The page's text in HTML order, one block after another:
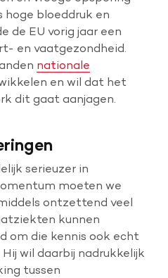
hoge bloeddruk en
de EU vorig jaar een
en vaatgezondheid.
nationale
en wil dat het
dit gaat aanjagen.
serieuzer in
moeten we
ontzettend veel
kunnen
om die kennis ook echt
wil daarbij nadrukkelijk
tussen